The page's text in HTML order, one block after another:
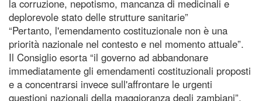
la corruzione, nepotismo, mancanza di medicinali e
deplorevole stato delle strutture sanitarie”
“Pertanto, l'emendamento costituzionale non è una
priorità nazionale nel contesto e nel momento attuale”.
Il Consiglio esorta “il governo ad abbandonare
immediatamente gli emendamenti costituzionali proposti
e a concentrarsi invece sull'affrontare le urgenti
questioni nazionali della maggioranza degli zambiani”.